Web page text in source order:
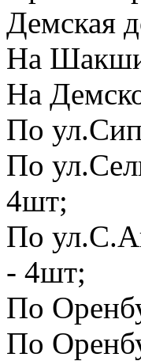
Демская
На
На
По
По
4шт;
По
- 4шт;
По
По